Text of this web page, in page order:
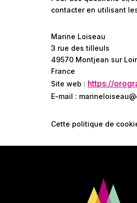
contacter en utilisant
Marine Loiseau
3 rue des tilleuls
49570 Montjean sur
France
Site web : https://
E-mail :
Cette politique de